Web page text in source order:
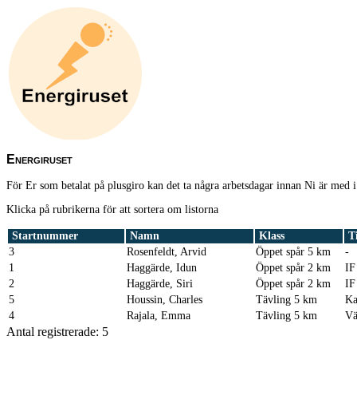
Energiruset
För Er som betalat på plusgiro kan det ta några arbetsdagar innan Ni är med
Klicka på rubrikerna för att sortera om listorna
Startnummer Namn Klass
3
Rosenfeldt, Arvid Öppet spår 5 km
-
1
Haggärde, Idun Öppet spår 2 km
IF
2
Haggärde, Siri Öppet spår 2 km
IF
5
Houssin, Charles Tävling 5 km
4
Rajala, Emma Tävling 5 km
Antal registrerade: 5